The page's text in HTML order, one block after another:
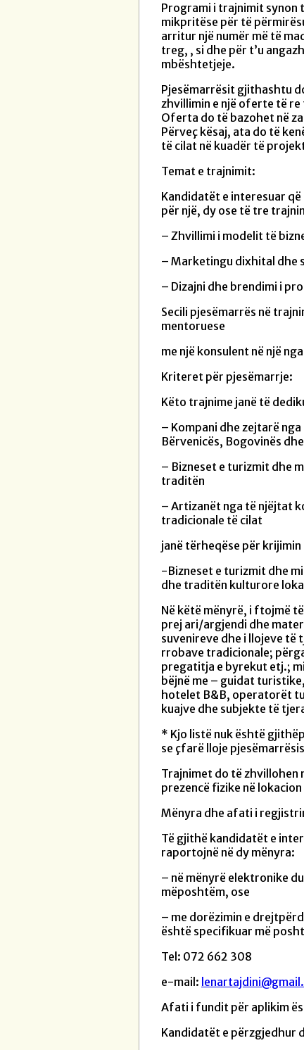
Programi i trajnimit
mikpritëse për të
arritur një numër më të
treg, , si dhe për t’u
mbështetjeje.
Pjesëmarrësit gjithashtu
zhvillimin e një oferte të re
Oferta do të bazohet në
Përveç kësaj, ata do të
të cilat në kuadër të
Temat e trajnimit:
Kandidatët e interesuar
për një, dy ose të tre
– Zhvillimi i modelit të
– Marketingu dixhital dhe
– Dizajni dhe brendimi i
Secili pjesëmarrës në
mentoruese
me një konsulent në një
Kriteret për pjesëmarrje:
Këto trajnime janë të
– Kompani dhe zejtarë
Bërvenicës, Bogovinës
– Bizneset e turizmit dhe
traditën
– Artizanët nga të njëjtat
tradicionale të cilat
janë tërheqëse për
-Bizneset e turizmit dhe
dhe traditën kulturore
Në këtë mënyrë, i ftojmë
prej ari/argjendi dhe
suvenireve dhe i llojeve të
rrobave tradicionale;
pregatitja e byrekut etj.;
bëjnë me – guidat
hotelet B&B, operatorët
kuajve dhe subjekte të
* Kjo listë nuk është
se çfarë lloje
Trajnimet do të zhvillohen
prezencë fizike në
Mënyra dhe afati i
Të gjithë kandidatët e
raportojnë në dy mënyra:
– në mënyrë elektronike
mëposhtëm, ose
– me dorëzimin e
është specifikuar më
Tel: 072 662 308
e-mail:
Afati i fundit për aplikim
Kandidatët e përzgjedhur